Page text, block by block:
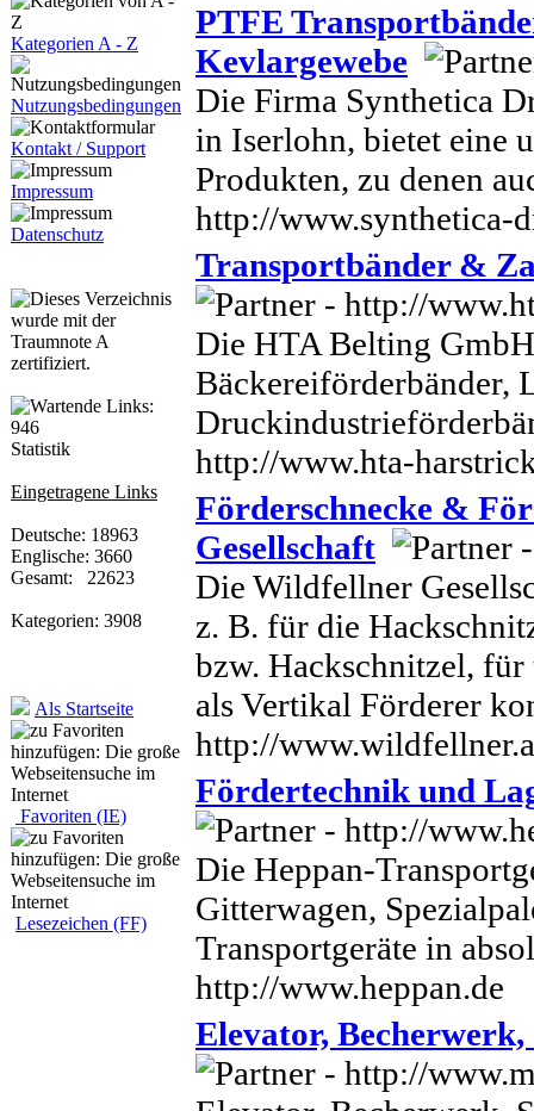
Kategorien A - Z
Nutzungsbedingungen
Kontakt / Support
Impressum
Datenschutz
Statistik
Eingetragene Links
Deutsche: 18963
Englische: 3660
Gesamt: 22623
Kategorien: 3908
Als Startseite
Favoriten (IE)
Lesezeichen (FF)
PTFE
Kevlargewebe
Die Firma Synthetica
in Iserlohn, bietet eine
Produkten, zu denen
http://www.synthetica-
Transportbänder &
Die HTA Belting
Bäckereiförderbänder,
http://www.hta-
Förderschnecke &
Gesellschaft
Die Wildfellner
z. B. für die
bzw. Hackschnitzel,
als Vertikal Förderer
http://
Fördertechnik und
Die Heppan-
Gitterwagen,
Transportgeräte in
http://www.heppan.de
Elevator,